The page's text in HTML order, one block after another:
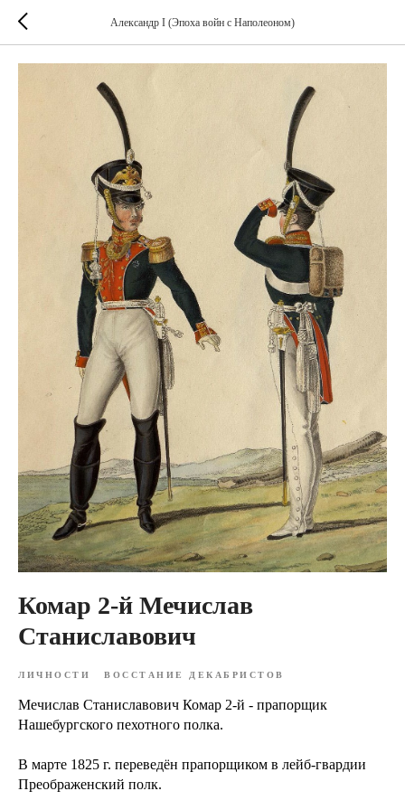
Александр I (Эпоха войн с Наполеоном)
Комар 2-й Мечислав
Станиславович
ЛИЧНОСТИ ВОССТАНИЕ ДЕКАБРИСТОВ
Мечислав Станиславович Комар 2-й - прапорщик
Нашебургского пехотного полка.
В марте 1825 г. переведён прапорщиком в лейб-гвардии
Преображенский полк.